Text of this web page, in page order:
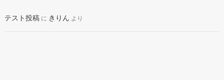
テスト投稿 に きりん より